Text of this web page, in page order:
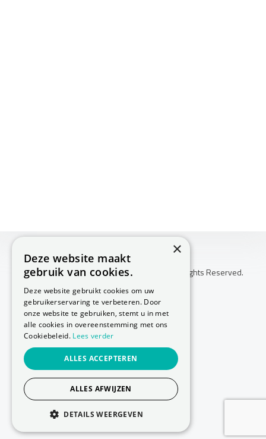
Copyright © 2026 Huis Voor Gezondheid. All Rights Reserved.
Klachtenprocedure
Annuleringsvoorwaarden
-
-
Privacy Policy
Cookie Policy
Website laten maken
door Conversal
×
Deze website maakt
gebruik van cookies.
Deze website gebruikt cookies om uw
gebruikerservaring te verbeteren. Door
onze website te gebruiken, stemt u in met
alle cookies in overeenstemming met ons
Cookiebeleid. Lees verder
ALLES ACCEPTEREN
ALLES AFWIJZEN
DETAILS WEERGEVEN
STRIKT NOODZAKELIJK